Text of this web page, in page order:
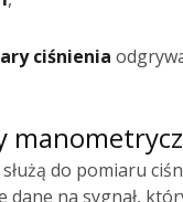
ciśnienia
służą do pomiaru
dane na sygnał,